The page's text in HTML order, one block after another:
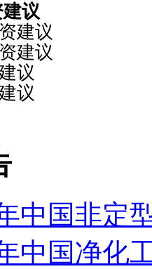
议
建议
建议
议
议
中国非定
中国净化